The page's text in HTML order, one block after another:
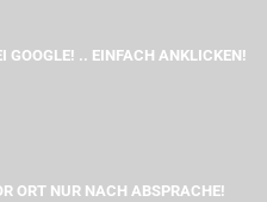
GOOGLE! .. EINFACH ANKLICKEN!
ORT NUR NACH ABSPRACHE!